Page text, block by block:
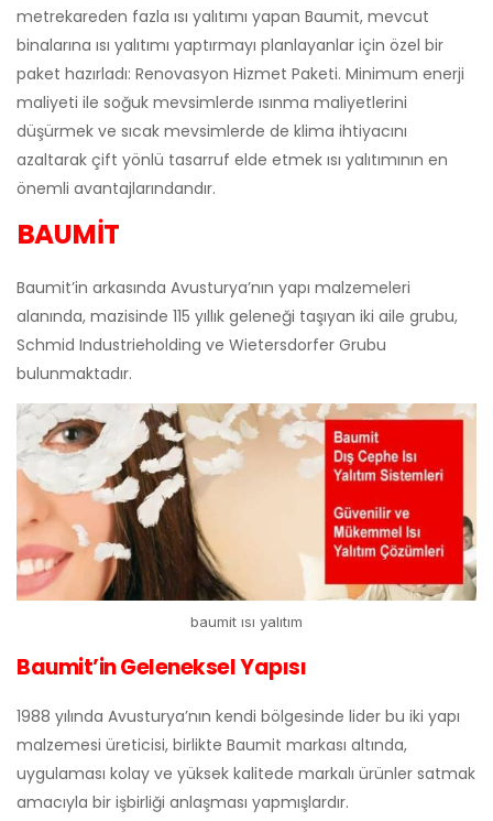
metrekareden fazla ısı yalıtımı yapan Baumit, mevcut
binalarına ısı yalıtımı yaptırmayı planlayanlar için özel bir
paket hazırladı: Renovasyon Hizmet Paketi. Minimum enerji
maliyeti ile soğuk mevsimlerde ısınma maliyetlerini
düşürmek ve sıcak mevsimlerde de klima ihtiyacını
azaltarak çift yönlü tasarruf elde etmek ısı yalıtımının en
önemli avantajlarındandır.
BAUMİT
Baumit’in arkasında Avusturya’nın yapı malzemeleri
alanında, mazisinde 115 yıllık geleneği taşıyan iki aile grubu,
Schmid Industrieholding ve Wietersdorfer Grubu
bulunmaktadır.
baumit ısı yalıtım
Baumit’in Geleneksel Yapısı
1988 yılında Avusturya’nın kendi bölgesinde lider bu iki yapı
malzemesi üreticisi, birlikte Baumit markası altında,
uygulaması kolay ve yüksek kalitede markalı ürünler satmak
amacıyla bir işbirliği anlaşması yapmışlardır.